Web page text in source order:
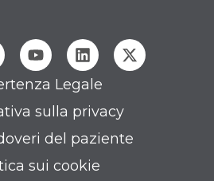
Legale
sulla privacy
del paziente
sui cookie